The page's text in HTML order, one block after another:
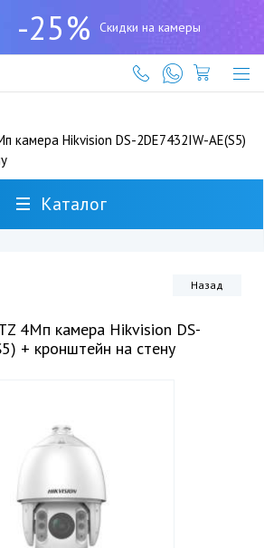
-25% Скидки на камеры
(727)
317-
61-
61
камера Hikvision DS-2DE7432IW-AE(S5)
Каталог
Назад
4Мп камера Hikvision DS-
+ кронштейн на стену